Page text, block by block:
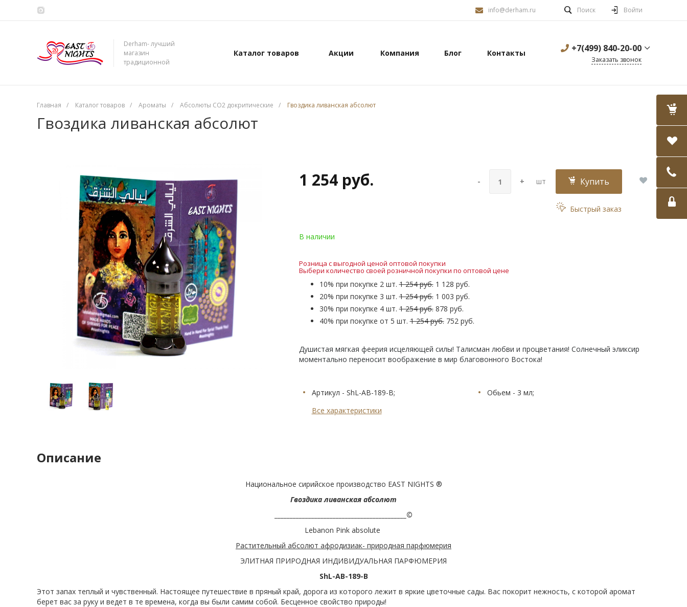
info@derham.ru Поиск Войти
Derham- лучший
магазин
традиционной
Каталог товаров Акции Компания Блог Контакты +7(499) 840-20-00
Заказать звонок
Главная / Каталог товаров / Ароматы / Абсолюты CO2 докритические / Гвоздика ливанская абсолют
Гвоздика ливанская абсолют
1 254 руб. - + шт Купить
Быстрый заказ
В наличии
Розница с выгодной ценой оптовой покупки
Выбери количество своей розничной покупки по оптовой цене
10% при покупке 2 шт.1 254 руб.1 128 руб.
20% при покупке 3 шт.1 254 руб.1 003 руб.
30% при покупке 4 шт.1 254 руб.878 руб.
40% при покупке от 5 шт.1 254 руб.752 руб.
Душистая мягкая феерия исцеляющей силы! Талисман любви и процветания! Солнечный эликсир
моментально переносит воображение в мир благовонного Востока!
Артикул - ShL-AB-189-B;
Обьем - 3 мл;
Все характеристики
Описание
Национальное сирийское производство EAST NIGHTS ®
Гвоздика ливанская абсолют
___________________________________________©
Lebanon Pink absolute
Растительный абсолют афродизиак- природная парфюмерия
ЭЛИТНАЯ ПРИРОДНАЯ ИНДИВИДУАЛЬНАЯ ПАРФЮМЕРИЯ
ShL-AB-189-B
Этот запах теплый и чувственный. Настоящее путешествие в пряный край, дорога из которого лежит в яркие цветочные сады. Вас покорит нежность, с которой аромат
берет вас за руку и ведет в те времена, когда вы были самим собой. Бесценное свойство природы!